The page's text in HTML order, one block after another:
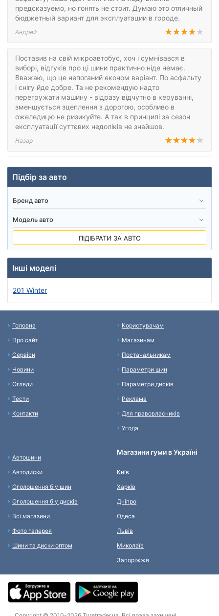
предсказуемо, но гонять не стоит. Думаю это отличный
бюджетный вариант для эксплуатации в городе.
Андрей
Поставив на свій мікроавтобус, хоч і сумнівався в
виборі, відгуків про ці шини практично ніде немає.
Вважаю, що це непоганий економ варіант. По асфальту
і снігу йде добре. Та не рекомендую надто
перегружати машину - відразу відчутно в керуванні,
зменшується зцеплення з дорогою, особливо в
ожеледицю не ризикуйте. А так в принципі за сезон
експлуатації суттєвих недоліків не знайшов.
Назар
Підбір за авто
ПІДІБРАТИ ЗА АВТО
Інші моделі
201 Winter
Головна
Про сайт
Сервіси
Новини
Огляди
Тести
Контакти
Користувачам
Магазинам
Постачальникам
Параметри шин
Параметри дисків
Реклама
Для правовласників
Угода
Автошини
Автодиски
Оголошення б у шин
Оголошення б у дисків
Всі магазини
Фото галерея
Шини та диски оптом
Магазини гуми в Україні
Київ
Харків
Дніпро
Одеса
Львів
Миколаїв
Запоріжжя